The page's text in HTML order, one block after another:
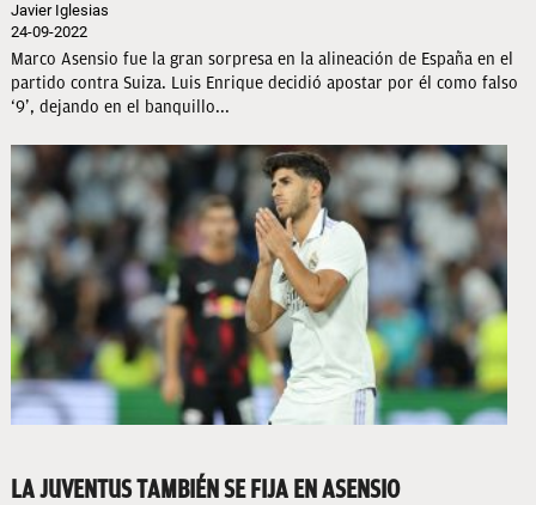
Javier Iglesias
24-09-2022
Marco Asensio fue la gran sorpresa en la alineación de España en el
partido contra Suiza. Luis Enrique decidió apostar por él como falso
‘9’, dejando en el banquillo...
LA JUVENTUS TAMBIÉN SE FIJA EN ASENSIO